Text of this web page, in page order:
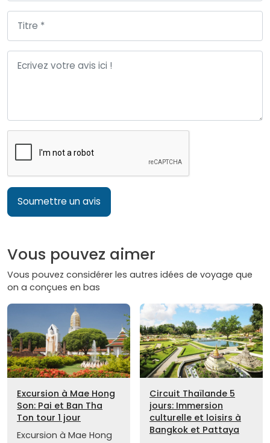
Soumettre un avis
Vous pouvez aimer
Vous pouvez considérer les autres idées de voyage que
on a conçues en bas
Excursion à Mae Hong
Son: Pai et Ban Tha
Ton tour 1 jour
Excursion à Mae Hong
Circuit Thaïlande 5
jours: Immersion
culturelle et loisirs à
Bangkok et Pattaya